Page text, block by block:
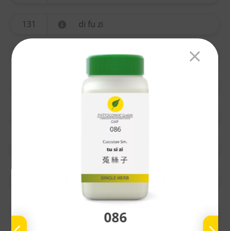
086
131 di fu zi
yi mu cao
ting li zi
chuan xiong
gao ben
nu zhen zi